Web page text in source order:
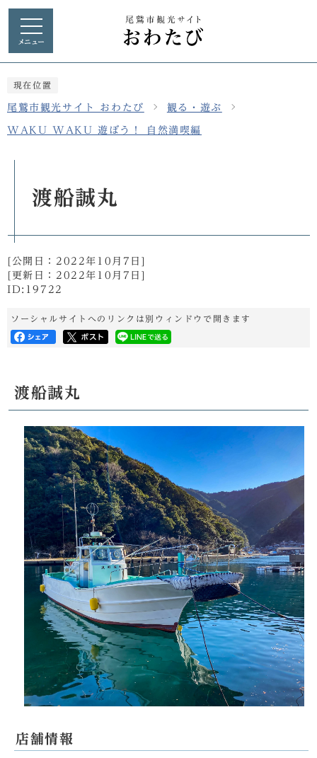
メニュー
現在位置
尾鷲市観光サイト おわたび 観る・遊ぶ
WAKU WAKU 遊ぼう！ 自然満喫編
渡船誠丸
[公開日： 2022年10月7日 ]
[更新日： 2022年10月7日 ]
ID:19722
ソーシャルサイトへのリンクは別ウィンドウで開きます
渡船誠丸
店舗情報